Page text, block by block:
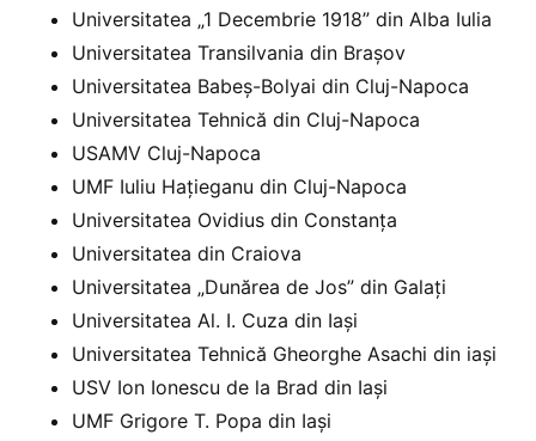
Universitatea „1 Decembrie 1918” din Alba Iulia
Universitatea Transilvania din Brașov
Universitatea Babeș-Bolyai din Cluj-Napoca
Universitatea Tehnică din Cluj-Napoca
USAMV Cluj-Napoca
UMF Iuliu Hațieganu din Cluj-Napoca
Universitatea Ovidius din Constanța
Universitatea din Craiova
Universitatea „Dunărea de Jos” din Galați
Universitatea Al. I. Cuza din Iași
Universitatea Tehnică Gheorghe Asachi din iași
USV Ion Ionescu de la Brad din Iași
UMF Grigore T. Popa din Iași